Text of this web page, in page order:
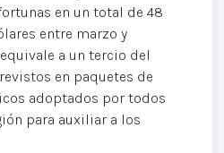
en un total de 48
entre marzo y
a un tercio del
en paquetes de
adoptados por todos
para auxiliar a los